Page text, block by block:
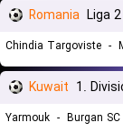
Romania Liga 2
Chindia Targoviste -
Kuwait 1.
Yarmouk - Burgan SC